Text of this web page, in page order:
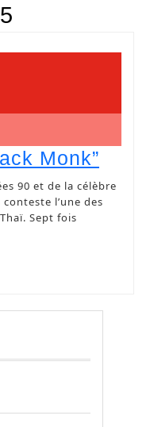
Monk”
l’une des
Sept fois